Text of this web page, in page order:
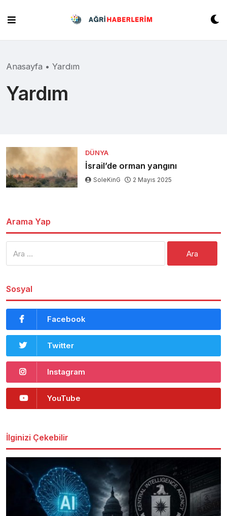
content
Anasayfa • Yardım
Yardım
DÜNYA
İsrail’de orman yangını
SoleKinG 2 Mayıs 2025
Arama Yap
Sosyal
Facebook
Twitter
Instagram
YouTube
İlginizi Çekebilir